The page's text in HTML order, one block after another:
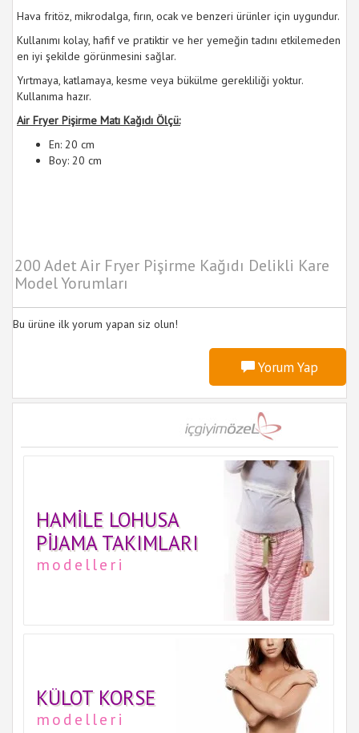
Hava fritöz, mikrodalga, fırın, ocak ve benzeri ürünler için uygundur.
Kullanımı kolay, hafif ve pratiktir ve her yemeğin tadını etkilemeden
en iyi şekilde görünmesini sağlar.
Yırtmaya, katlamaya, kesme veya bükülme gerekliliği yoktur.
Kullanıma hazır.
Air Fryer Pişirme Matı Kağıdı Ölçü:
En: 20 cm
Boy: 20 cm
200 Adet Air Fryer Pişirme Kağıdı Delikli Kare
Model Yorumları
Bu ürüne ilk yorum yapan siz olun!
Yorum Yap
HAMILE LOHUSA
PIJAMA TAKIMLARI
modelleri
KÜLOT KORSE
modelleri